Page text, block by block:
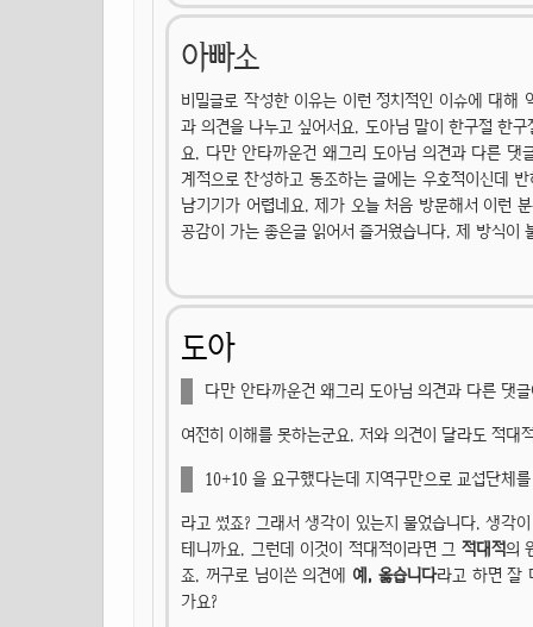
아빠소
비밀글로 작성한 이유는 이런 정치적인 이슈에 대
과 의견을 나누고 싶어서요. 도아님 말이 한구절 한
요. 다만 안타까운건 왜그리 도아님 의견과 다른 댓
계적으로 찬성하고 동조하는 글에는 우호적이신데
남기기가 어렵네요. 제가 오늘 처음 방문해서 이런
공감이 가는 좋은글 읽어서 즐거웠습니다. 제 방식이
도아
다만 안타까운건 왜그리 도아님 의견과 다른 댓
여전히 이해를 못하는군요. 저와 의견이 달라도 적
10+10 을 요구했다는데 지역구만으로 교섭단체
라고 썼죠? 그래서 생각이 있는지 물었습니다. 생각
테니까요. 그런데 이것이 적대적이라면 그 적대적의
죠. 꺼구로 님이쓴 의견에 예, 옳습니다라고 하면 잘
가요?